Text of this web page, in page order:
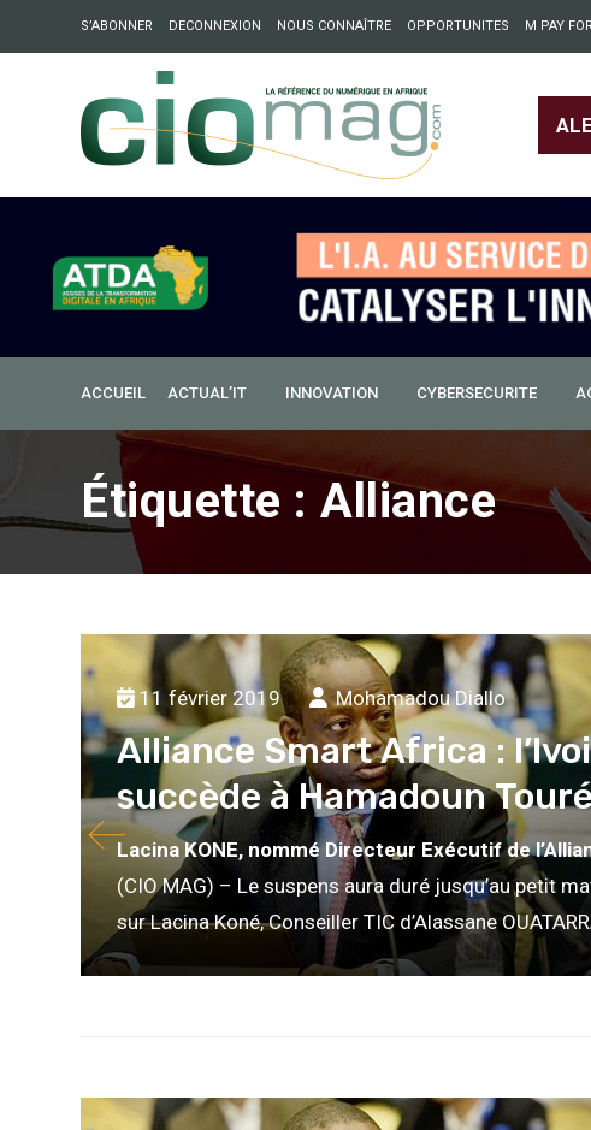
S’ABONNER DECONNEXION NOUS CONNAÎTRE OPPORTUNITES M PAY
: Partech Shaker lance Chapter54 pour créer des ponts entre
ACCUEIL ACTUAL’IT INNOVATION CYBERSECURITE
Étiquette : Alliance
11 février 2019 Mohamadou Diallo
Alliance Smart Africa :
succède à Hamadoun
Lacina KONE, nommé Directeur Exécutif de
(CIO MAG) – Le suspens aura duré jusqu’au petit
sur Lacina Koné, Conseiller TIC d’Alassane